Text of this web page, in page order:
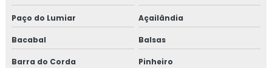
Paço do Lumiar Açailândia
Bacabal Balsas
Barra do Corda Pinheiro